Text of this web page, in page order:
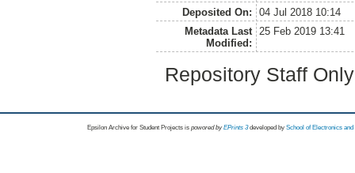
Deposited On:
04 Jul 2018 10:14
Metadata Last
Modified:
25 Feb 2019 13:41
Repository Staff
Epsilon Archive for Student Projects is powored byEPrints 3 developed by School of Electronics